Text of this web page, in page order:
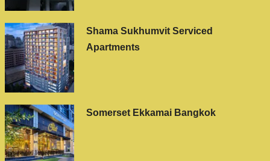
Shama Sukhumvit Serviced
Apartments
Somerset Ekkamai Bangkok